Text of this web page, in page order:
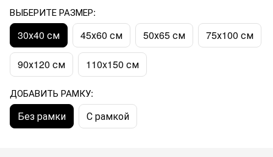
ВЫБЕРИТЕ РАЗМЕР:
30х40 см 45х60 см 50х65 см 75х100 см
90х120 см 110x150 см
ДОБАВИТЬ РАМКУ:
Без рамки С рамкой